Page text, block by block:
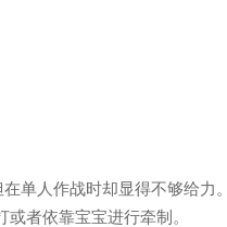
单人作战时却显得不够给力。
者依靠宝宝进行牵制。